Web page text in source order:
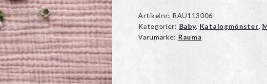
Artikelnr: RAU113006
Kategorier: Baby, Katalogmönster,
Varumärke: Rauma